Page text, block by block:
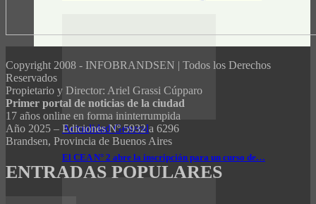
Actualidad General
El CEA N° 2 abre la inscripción para un curso de…
Copyright 2008 - INFOBRANDSEN | Todos los Derechos
Reservados
Propietario y Director: Ariel Grassi Cúpparo
Primer portal de noticias de la ciudad
17 años online en forma ininterrumpida
Año 2025 – Ediciones Nº 5932 a 6296
Brandsen, Provincia de Buenos Aires
ENTRADAS POPULARES